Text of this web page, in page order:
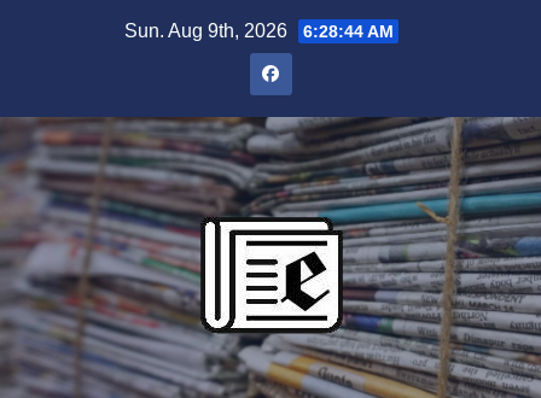
Sun. Aug 9th, 2026 6:28:45 AM